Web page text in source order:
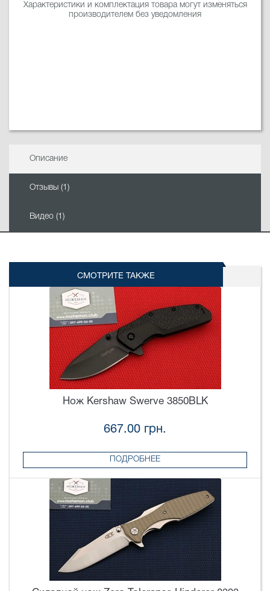
Характеристики и комплектация товара могут изменяться
производителем без уведомления
Описание
Отзывы (1)
Видео (1)
СМОТРИТЕ ТАКЖЕ
Нож Kershaw Swerve 3850BLK
667.00 грн.
ПОДРОБНЕЕ